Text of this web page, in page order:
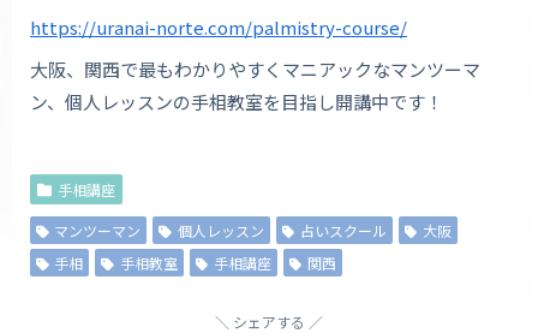
https://uranai-norte.com/palmistry-course/
大阪、関西で最もわかりやすくマニアックなマンツーマ
ン、個人レッスンの手相教室を目指し開講中です！
手相講座
マンツーマン 個人レッスン 占いスクール
大阪
手相
手相教室 手相講座 関西
シェアする